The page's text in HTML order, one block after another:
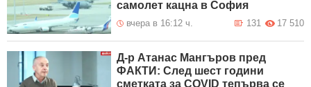
самолет кацна в София
вчера в 16:12 ч. 17 510
131
Д-р Атанас Мангъров пред
ФАКТИ: След шест години
сметката за COVID тепърва се